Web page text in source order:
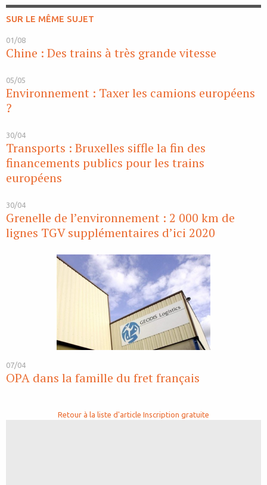
SUR LE MÊME SUJET
01/08
Chine : Des trains à très grande vitesse
05/05
Environnement : Taxer les camions européens
?
30/04
Transports : Bruxelles siffle la fin des
financements publics pour les trains
européens
30/04
Grenelle de l’environnement : 2 000 km de
lignes TGV supplémentaires d’ici 2020
07/04
OPA dans la famille du fret français
Retour à la liste d'article Inscription gratuite